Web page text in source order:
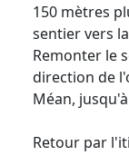
150 mètres
sentier vers
Remonter le
direction de
Méan,
Retour par